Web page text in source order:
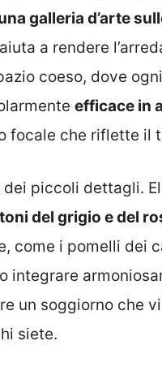
galleria d’arte
a rendere
coeso, dove
efficace in
focale che riflette il
piccoli dettagli.
toni del grigio e del
come i pomelli dei
integrare
un soggiorno che
siete.